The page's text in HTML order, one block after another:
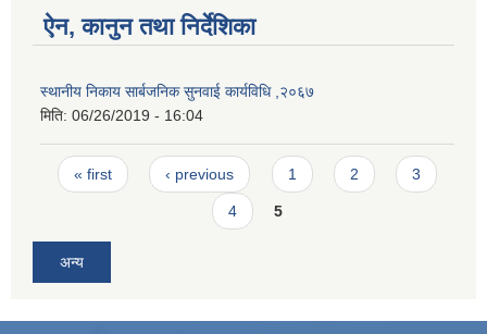
ऐन, कानुन तथा निर्देशिका
स्थानीय निकाय सार्बजनिक सुनवाई कार्यविधि ,२०६७
मिति: 06/26/2019 - 16:04
Pages
« first ‹ previous 1 2 3
4 5
अन्य